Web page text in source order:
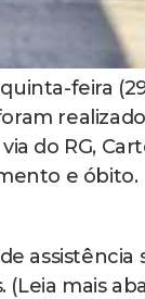
feira
do RG,
e óbito.
assistência
mais